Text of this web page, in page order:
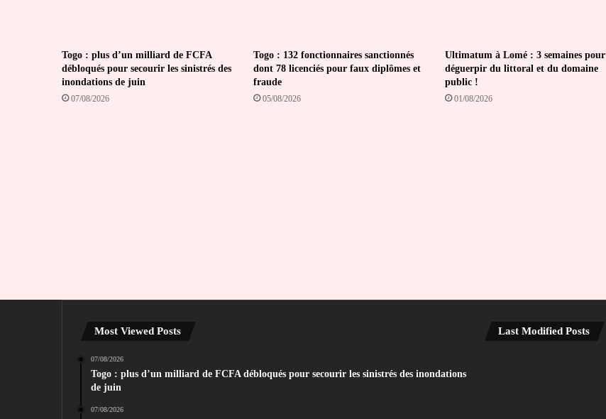
Togo : plus d’un milliard de FCFA
débloqués pour secourir les sinistrés des
inondations de juin
07/08/2026
Togo : 132 fonctionnaires sanctionnés
dont 78 licenciés pour faux diplômes et
fraude
05/08/2026
Ultimatum à Lomé : 3 semaines pour
déguerpir du littoral et du domaine
public !
01/08/2026
Most Viewed Posts
07/08/2026
Togo : plus d’un milliard de FCFA débloqués pour secourir les sinistrés des inondations
de juin
07/08/2026
Last Modified Posts